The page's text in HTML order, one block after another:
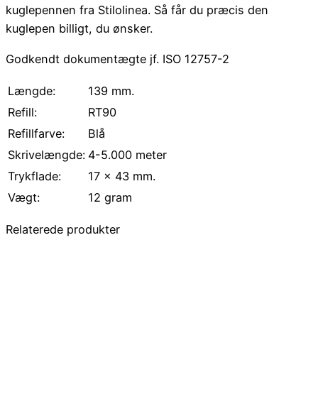
kuglepennen fra Stilolinea. Så får du præcis den
kuglepen billigt, du ønsker.
Godkendt dokumentægte jf. ISO 12757-2
Længde:
139 mm.
Refill:
RT90
Refillfarve:
Blå
Skrivelængde: 4-5.000 meter
Trykflade:
17 x 43 mm.
Vægt: 12 gram
Relaterede produkter